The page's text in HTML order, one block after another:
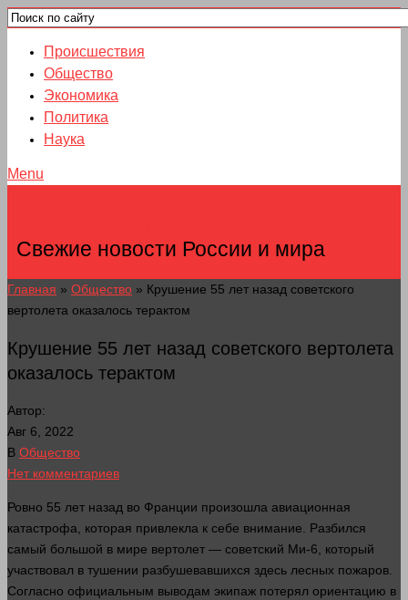
Происшествия
Общество
Экономика
Политика
Наука
Menu
Свежие новости России и мира
Главная » Общество » Крушение 55 лет назад советского
вертолета оказалось терактом
Крушение 55 лет назад советского вертолета
оказалось терактом
Автор:
Авг 6, 2022
В Общество
Нет комментариев
Ровно 55 лет назад во Франции произошла авиационная
катастрофа, которая привлекла к себе внимание . Разбился
самый большой в мире вертолет — советский Ми-6, который
участвовал в тушении разбушевавшихся здесь лесных пожаров.
Согласно официальным выводам экипаж потерял ориентацию в